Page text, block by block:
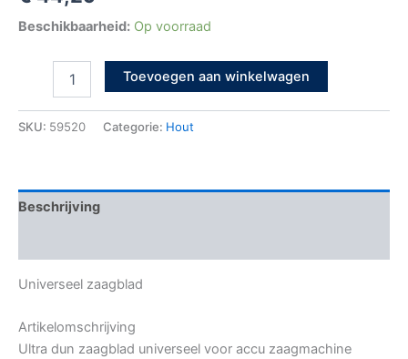
Beschikbaarheid: Op voorraad
Toevoegen aan winkelwagen
SKU: 59520 Categorie: Hout
Beschrijving
Universeel zaagblad
Artikelomschrijving
Ultra dun zaagblad universeel voor accu zaagmachine